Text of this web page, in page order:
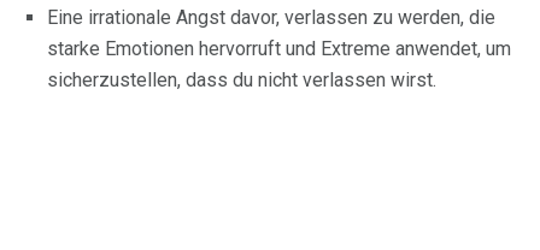
Eine irrationale Angst davor, verlassen zu werden, die
starke Emotionen hervorruft und Extreme anwendet, um
sicherzustellen, dass du nicht verlassen wirst.